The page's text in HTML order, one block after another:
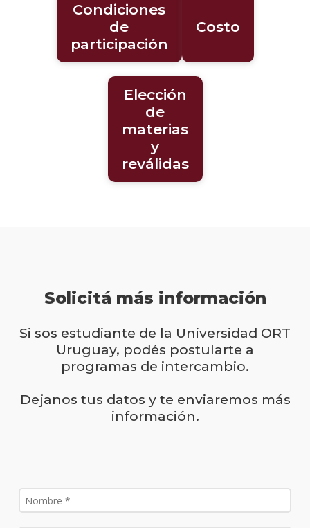
Condiciones
de
participación
Costo
Elección
de
materias
y
reválidas
Solicitá más información
Si sos estudiante de la Universidad ORT
Uruguay, podés postularte a
programas de intercambio.
Dejanos tus datos y te enviaremos más
información.